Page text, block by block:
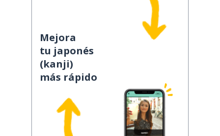
Mejora
tu japonés
(kanji)
más rápido